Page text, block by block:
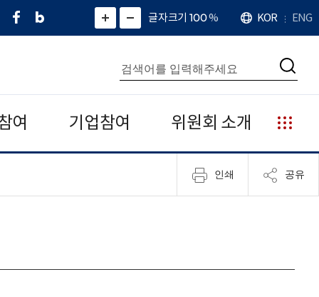
페
네
그
)
화
면
면
소
확
대
치
글자크기 100%
언
어
KOR ENG
통
합
검
색
검
여 기업참여 위원회 소개
누
리
집
안
인쇄 공유